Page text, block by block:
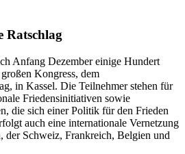
Ratschlag
Anfang Dezember einige Hundert
Kongress, dem
in Kassel. Die Teilnehmer stehen für
Friedensinitiativen sowie
die sich einer Politik für den Frieden
auch eine internationale Vernetzung
der Schweiz, Frankreich, Belgien und